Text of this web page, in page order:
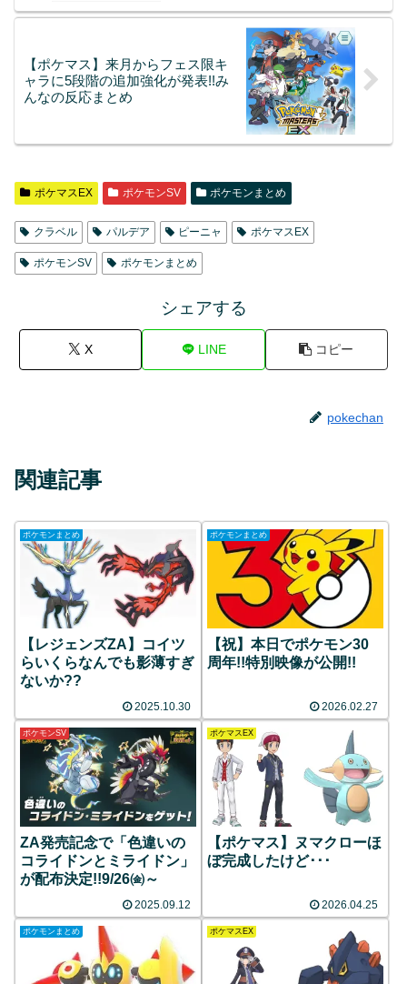
【ポケマス】来月からフェス限キ
ャラに5段階の追加強化が発表!!み
んなの反応まとめ
ポケマスEX ポケモンSV ポケモンまとめ
クラベル パルデア ピーニャ ポケマスEX
ポケモンSV ポケモンまとめ
シェアする
X LINE コピー
pokechan
関連記事
ポケモンまとめ
【レジェンズZA】コイツ
らいくらなんでも影薄すぎ
ないか??
2025.10.30
ポケモンまとめ
【祝】本日でポケモン30
周年!!特別映像が公開!!
2026.02.27
ポケモンSV
ZA発売記念で「色違いの
コライドンとミライドン」
が配布決定!!9/26㈮～
2025.09.12
ポケマスEX
【ポケマス】ヌマクローほ
ぼ完成したけど･･･
2026.04.25
ポケモンまとめ ポケマスEX